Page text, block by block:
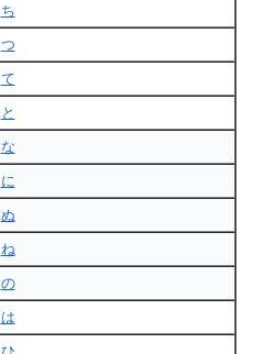
ち
つ
て
と
な
に
ぬ
ね
の
は